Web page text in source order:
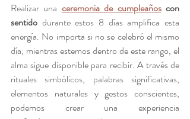
Realizar una ceremonia de cumpleaños con
sentido durante estos 8 días amplifica esta
energía. No importa si no se celebró el mismo
día; mientras estemos dentro de este rango, el
alma sigue disponible para recibir. A través de
rituales simbólicos, palabras significativas,
elementos naturales y gestos conscientes,
podemos crear una experiencia